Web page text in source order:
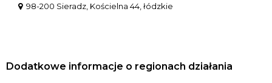
98-200 Sieradz, Kościelna 44, łódzkie
Dodatkowe informacje o regionach działania